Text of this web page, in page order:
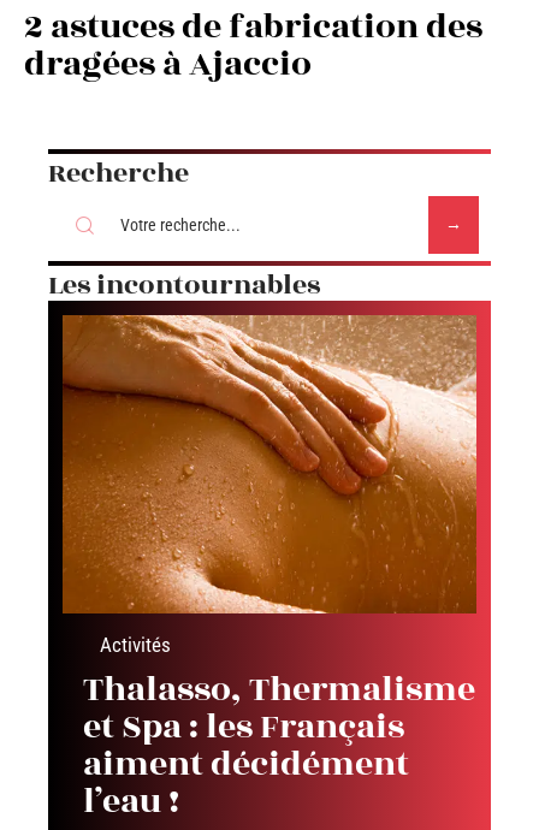
2 astuces de fabrication des
dragées à Ajaccio
Recherche
Les incontournables
Activités
Thalasso, Thermalisme
et Spa : les Français
aiment décidément
l’eau !